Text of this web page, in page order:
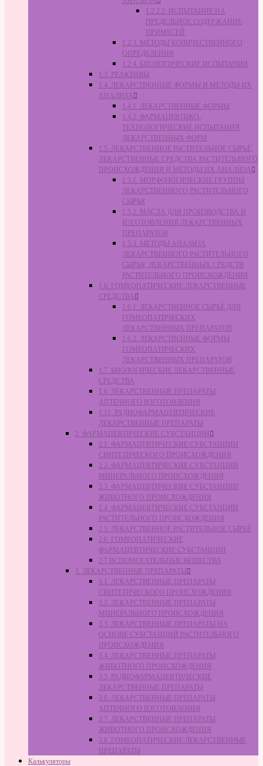
1.2.2.2. ИСПЫТАНИЕ НА
ПРЕДЕЛЬНОЕ СОДЕРЖАНИЕ
ПРИМЕСЕЙ
1.2.3. МЕТОДЫ КОЛИЧЕСТВЕННОГО
ОПРЕДЕЛЕНИЯ
1.2.4. БИОЛОГИЧЕСКИЕ ИСПЫТАНИЯ
1.3. РЕАКТИВЫ
1.4. ЛЕКАРСТВЕННЫЕ ФОРМЫ И МЕТОДЫ ИХ
АНАЛИЗА
1.4.1. ЛЕКАРСТВЕННЫЕ ФОРМЫ
1.4.2. ФАРМАЦЕВТИКО-
ТЕХНОЛОГИЧЕСКИЕ ИСПЫТАНИЯ
ЛЕКАРСТВЕННЫХ ФОРМ
1.5. ЛЕКАРСТВЕННОЕ РАСТИТЕЛЬНОЕ СЫРЬЁ,
ЛЕКАРСТВЕННЫЕ СРЕДСТВА РАСТИТЕЛЬНОГО
ПРОИСХОЖДЕНИЯ И МЕТОДЫ ИХ АНАЛИЗА
1.5.1. МОРФОЛОГИЧЕСКИЕ ГРУППЫ
ЛЕКАРСТВЕННОГО РАСТИТЕЛЬНОГО
СЫРЬЯ
1.5.2. МАСЛА ДЛЯ ПРОИЗВОДСТВА И
ИЗГОТОВЛЕНИЯ ЛЕКАРСТВЕННЫХ
ПРЕПАРАТОВ
1.5.3. МЕТОДЫ АНАЛИЗА
ЛЕКАРСТВЕННОГО РАСТИТЕЛЬНОГО
СЫРЬЯ, ЛЕКАРСТВЕННЫХ СРЕДСТВ
РАСТИТЕЛЬНОГО ПРОИСХОЖДЕНИЯ
1.6. ГОМЕОПАТИЧЕСКИЕ ЛЕКАРСТВЕННЫЕ
СРЕДСТВА
1.6.1. ЛЕКАРСТВЕННОЕ СЫРЬЁ ДЛЯ
ГОМЕОПАТИЧЕСКИХ
ЛЕКАРСТВЕННЫХ ПРЕПАРАТОВ
1.6.2. ЛЕКАРСТВЕННЫЕ ФОРМЫ
ГОМЕОПАТИЧЕСКИХ
ЛЕКАРСТВЕННЫХ ПРЕПАРАТОВ
1.7. БИОЛОГИЧЕСКИЕ ЛЕКАРСТВЕННЫЕ
СРЕДСТВА
1.8. ЛЕКАРСТВЕННЫЕ ПРЕПАРАТЫ
АПТЕЧНОГО ИЗГОТОВЛЕНИЯ
1.11. РАДИОФАРМАЦЕВТИЧЕСКИЕ
ЛЕКАРСТВЕННЫЕ ПРЕПАРАТЫ
2. ФАРМАЦЕВТИЧЕСКИЕ СУБСТАНЦИИ
2.1. ФАРМАЦЕВТИЧЕСКИЕ СУБСТАНЦИИ
СИНТЕТИЧЕСКОГО ПРОИСХОЖДЕНИЯ
2.2. ФАРМАЦЕВТИЧЕСКИЕ СУБСТАНЦИИ
МИНЕРАЛЬНОГО ПРОИСХОЖДЕНИЯ
2.3. ФАРМАЦЕВТИЧЕСКИЕ СУБСТАНЦИИ
ЖИВОТНОГО ПРОИСХОЖДЕНИЯ
2.4. ФАРМАЦЕВТИЧЕСКИЕ СУБСТАНЦИИ
РАСТИТЕЛЬНОГО ПРОИСХОЖДЕНИЯ
2.5. ЛЕКАРСТВЕННОЕ РАСТИТЕЛЬНОЕ СЫРЬЁ
2.6. ГОМЕОПАТИЧЕСКИЕ
ФАРМАЦЕВТИЧЕСКИЕ СУБСТАНЦИИ
2.7 ВСПОМОГАТЕЛЬНЫЕ ВЕЩЕСТВА
3. ЛЕКАРСТВЕННЫЕ ПРЕПАРАТЫ
3.1. ЛЕКАРСТВЕННЫЕ ПРЕПАРАТЫ
СИНТЕТИЧЕСКОГО ПРОИСХОЖДЕНИЯ
3.2. ЛЕКАРСТВЕННЫЕ ПРЕПАРАТЫ
МИНЕРАЛЬНОГО ПРОИСХОЖДЕНИЯ
3.3. ЛЕКАРСТВЕННЫЕ ПРЕПАРАТЫ НА
ОСНОВЕ СУБСТАНЦИЙ РАСТИТЕЛЬНОГО
ПРОИСХОЖДЕНИЯ
3.4. ЛЕКАРСТВЕННЫЕ ПРЕПАРАТЫ
ЖИВОТНОГО ПРОИСХОЖДЕНИЯ
3.5. РАДИОФАРМАЦЕВТИЧЕСКИЕ
ЛЕКАРСТВЕННЫЕ ПРЕПАРАТЫ
3.6. ЛЕКАРСТВЕННЫЕ ПРЕПАРАТЫ
АПТЕЧНОГО ИЗГОТОВЛЕНИЯ
3.7. ЛЕКАРСТВЕННЫЕ ПРЕПАРАТЫ
ЖИВОТНОГО ПРОИСХОЖДЕНИЯ
3.8. ГОМЕОПАТИЧЕСКИЕ ЛЕКАРСТВЕННЫЕ
ПРЕПАРАТЫ
Калькуляторы